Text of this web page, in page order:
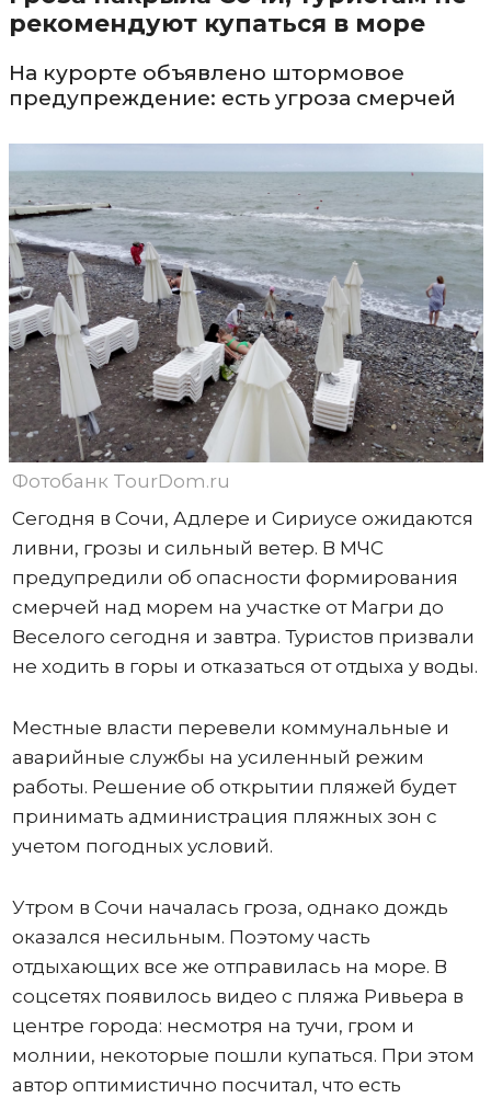
рекомендуют купаться в море
На курорте объявлено штормовое
предупреждение: есть угроза смерчей
Фотобанк TourDom.ru
Сегодня в Сочи, Адлере и Сириусе ожидаются
ливни, грозы и сильный ветер. В МЧС
предупредили об опасности формирования
смерчей над морем на участке от Магри до
Веселого сегодня и завтра. Туристов призвали
не ходить в горы и отказаться от отдыха у воды.
Местные власти перевели коммунальные и
аварийные службы на усиленный режим
работы. Решение об открытии пляжей будет
принимать администрация пляжных зон с
учетом погодных условий.
Утром в Сочи началась гроза, однако дождь
оказался несильным. Поэтому часть
отдыхающих все же отправилась на море. В
соцсетях появилось видео с пляжа Ривьера в
центре города: несмотря на тучи, гром и
молнии, некоторые пошли купаться. При этом
автор оптимистично посчитал, что есть